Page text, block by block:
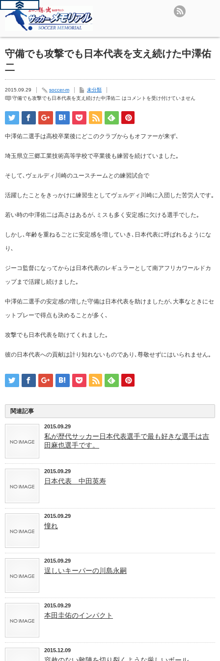
守備でも攻撃でも日本代表を支え続けた中澤佑
二
2015.09.29 soccer-m
未分類
守備でも攻撃でも日本代表を支え続けた中澤佑二 はコメントを受け付けていません
中澤佑二選手は高校卒業後にどこのクラブからもオファーが来ず､
埼玉県立三郷工業技術高等学校で卒業後も練習を続けていました｡
そして､ヴェルディ川崎のユースチームとの練習試合で
活躍したことをきっかけに練習生としてヴェルディ川崎に入団した苦労人です｡
若い時の中澤佑二は高さはあるが､ミスも多く安定感に欠ける選手でした｡
しかし､年齢を重ねるごとに安定感を増していき､日本代表に呼ばれるようにな
り､
ジーコ監督になってからは日本代表のレギュラーとして南アフリカワールドカ
ップまで活躍し続けました｡
中澤佑二選手の安定感の増した守備は日本代表を助けましたが､大事なときにセ
ットプレーで得点も決めることが多く､
攻撃でも日本代表を助けてくれました｡
彼の日本代表への貢献は計り知れないものであり､尊敬せずにはいられません｡
関連記事
2015.09.29
私が歴代サッカー日本代表選手で最も好きな選手は吉
田麻也選手です。
2015.09.29
日本代表 中田英寿
2015.09.29
憧れ
2015.09.29
逞しいキーパーの川島永嗣
2015.09.29
本田圭佑のインパクト
2015.12.09